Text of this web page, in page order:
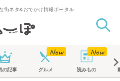
街ネタ&おでかけ情報ポータル
の記事 グルメ 読みもの